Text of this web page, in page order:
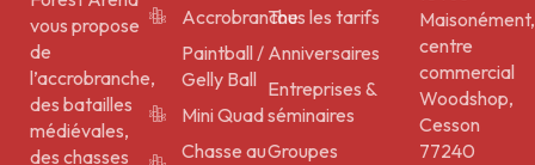
vous propose
de
l’accrobranche,
des batailles
médiévales,
des chasses
Accrobranche
Paintball /
Gelly Ball
Mini Quad
Chasse au
Tous les tarifs
Anniversaires
Entreprises &
séminaires
Groupes
Maisonément,
centre
commercial
Woodshop,
Cesson
77240